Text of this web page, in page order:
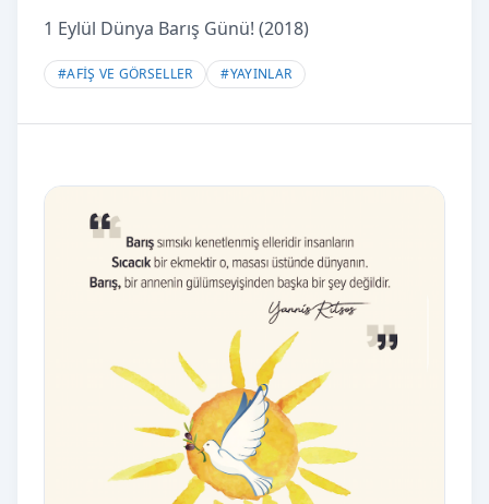
1 Eylül Dünya Barış Günü! (2018)
#AFİŞ VE GÖRSELLER #YAYINLAR